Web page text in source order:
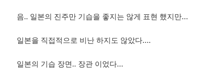
음.. 일본의 진주만 기습을 좋지는 않게 표현 했지만…
일본을 직접적으로 비난 하지도 않았다….
일본의 기습 장면.. 장관 이었다…